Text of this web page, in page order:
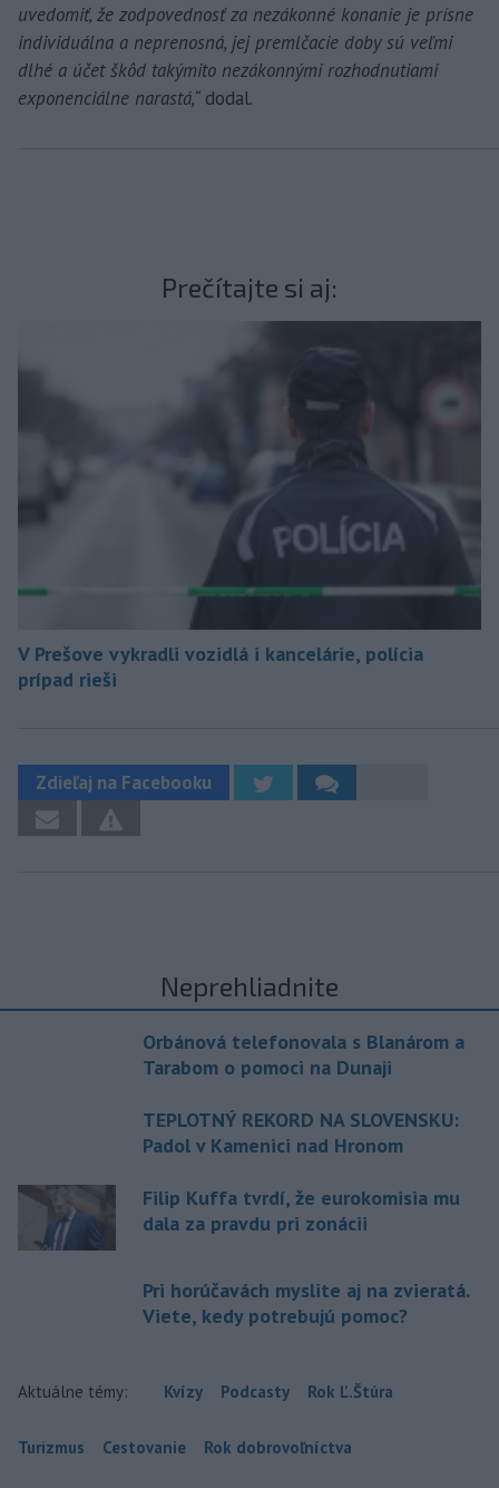
uvedomiť, že zodpovednosť za nezákonné konanie je prísne
individuálna a neprenosná, jej premlčacie doby sú veľmi
dlhé a účet škôd takýmito nezákonnými rozhodnutiami
exponenciálne narastá,“ dodal.
Prečítajte si aj:
V Prešove vykradli vozidlá i kancelárie, polícia
prípad rieši
Zdieľaj na Facebooku
Neprehliadnite
Orbánová telefonovala s Blanárom a
Tarabom o pomoci na Dunaji
TEPLOTNÝ REKORD NA SLOVENSKU:
Padol v Kamenici nad Hronom
Filip Kuffa tvrdí, že eurokomisia mu
dala za pravdu pri zonácii
Pri horúčavách myslite aj na zvieratá.
Viete, kedy potrebujú pomoc?
Aktuálne témy: Kvízy Podcasty Rok Ľ.Štúra
Turizmus Cestovanie Rok dobrovoľníctva